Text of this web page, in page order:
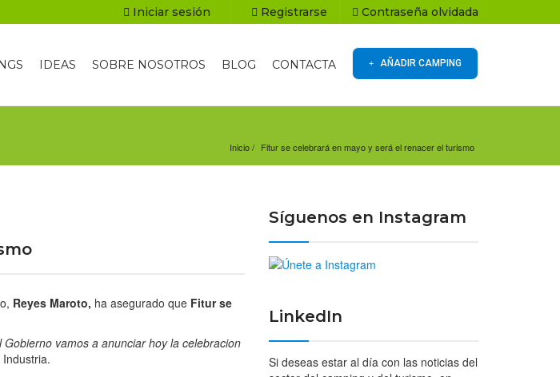
Iniciar sesión Registrarse Contraseña olvidada
IDEAS SOBRE NOSOTROS BLOG CONTACTA AÑADIR CAMPING
Inicio Fitur se celebrará en mayo y será el renacer el turismo
Reyes Maroto, ha asegurado que Fitur se
vamos a anunciar hoy la celebracion
Síguenos en Instagram
LinkedIn
Si deseas estar al día con las noticias del